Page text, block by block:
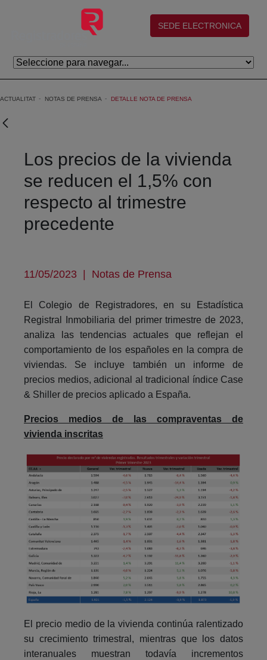
Salta al contingut principal
(abre en nueva ventana)
SEDE ELECTRONICA
ACTUALITAT NOTAS DE PRENSA DETALLE NOTA DE PRENSA
Los precios de la vivienda
se reducen el 1,5% con
respecto al trimestre
precedente
11/05/2023 | Notas de Prensa
El Colegio de Registradores, en su Estadística
Registral Inmobiliaria del primer trimestre de 2023,
analiza las tendencias actuales que reflejan el
comportamiento de los españoles en la compra de
viviendas. Se incluye también un informe de
precios medios, adicional al tradicional índice Case
& Shiller de precios aplicado a España.
Precios medios de las compraventas de
vivienda inscritas
El precio medio de la vivienda continúa ralentizado
su crecimiento trimestral, mientras que los datos
interanuales muestran todavía incrementos